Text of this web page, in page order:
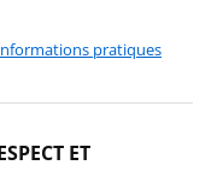
pratiques
ET